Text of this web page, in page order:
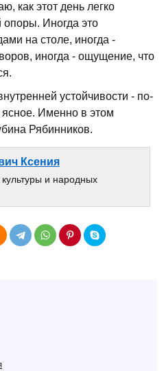
как этот день легко
опоры. Иногда это
на столе, иногда -
иногда - ощущение, что
устойчивости - по-
Именно в этом
Рябинников.
Ксения
и народных